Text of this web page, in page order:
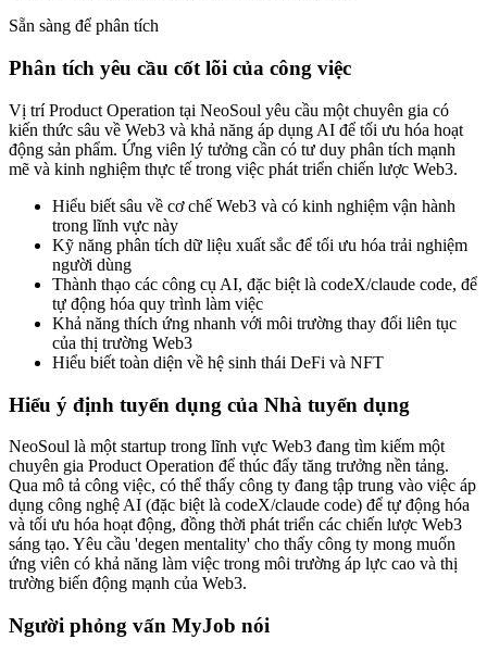
Sẵn sàng để phân tích
Phân tích yêu cầu cốt lõi của công việc
Vị trí Product Operation tại NeoSoul yêu cầu một chuyên gia có
kiến thức sâu về Web3 và khả năng áp dụng AI để tối ưu hóa hoạt
động sản phẩm. Ứng viên lý tưởng cần có tư duy phân tích mạnh
mẽ và kinh nghiệm thực tế trong việc phát triển chiến lược Web3.
Hiểu biết sâu về cơ chế Web3 và có kinh nghiệm vận hành
trong lĩnh vực này
Kỹ năng phân tích dữ liệu xuất sắc để tối ưu hóa trải nghiệm
người dùng
Thành thạo các công cụ AI, đặc biệt là codeX/claude code, để
tự động hóa quy trình làm việc
Khả năng thích ứng nhanh với môi trường thay đổi liên tục
của thị trường Web3
Hiểu biết toàn diện về hệ sinh thái DeFi và NFT
Hiểu ý định tuyển dụng của Nhà tuyển dụng
NeoSoul là một startup trong lĩnh vực Web3 đang tìm kiếm một
chuyên gia Product Operation để thúc đẩy tăng trưởng nền tảng.
Qua mô tả công việc, có thể thấy công ty đang tập trung vào việc áp
dụng công nghệ AI (đặc biệt là codeX/claude code) để tự động hóa
và tối ưu hóa hoạt động, đồng thời phát triển các chiến lược Web3
sáng tạo. Yêu cầu 'degen mentality' cho thấy công ty mong muốn
ứng viên có khả năng làm việc trong môi trường áp lực cao và thị
trường biến động mạnh của Web3.
Người phỏng vấn MyJob nói